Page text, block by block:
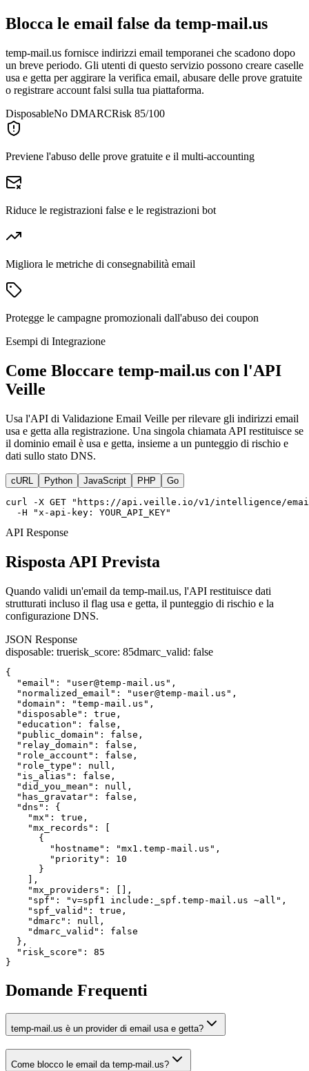
Blocca le email false da temp-mail.us
temp-mail.us fornisce indirizzi email temporanei che scadono dopo
un breve periodo. Gli utenti di questo servizio possono creare caselle
usa e getta per aggirare la verifica email, abusare delle prove gratuite
o registrare account falsi sulla tua piattaforma.
DisposableNo DMARCRisk 85/100
Previene l'abuso delle prove gratuite e il multi-accounting
Riduce le registrazioni false e le registrazioni bot
Migliora le metriche di consegnabilità email
Protegge le campagne promozionali dall'abuso dei coupon
Esempi di Integrazione
Come Bloccare temp-mail.us con l'API
Veille
Usa l'API di Validazione Email Veille per rilevare gli indirizzi email
usa e getta alla registrazione. Una singola chiamata API restituisce se
il dominio email è usa e getta, insieme a un punteggio di rischio e
dati sullo stato DNS.
cURL Python JavaScript PHP Go
curl -X GET "https://api.veille.io/v1/intelligence/
  -H "x-api-key: YOUR_API_KEY"
API Response
Risposta API Prevista
Quando validi un'email da temp-mail.us, l'API restituisce dati
strutturati incluso il flag usa e getta, il punteggio di rischio e la
configurazione DNS.
JSON Response
disposable: truerisk_score: 85dmarc_valid: false
{
  "email": "user@temp-mail.us",
  "normalized_email": "user@temp-mail.us",
  "domain": "temp-mail.us",
  "disposable": true,
  "education": false,
  "public_domain": false,
  "relay_domain": false,
  "role_account": false,
  "role_type": null,
  "is_alias": false,
  "did_you_mean": null,
  "has_gravatar": false,
  "dns": {
    "mx": true,
    "mx_records": [
      {
        "hostname": "mx1.temp-mail.us",
        "priority": 10
      }
    ],
    "mx_providers": [],
    "spf": "v=spf1 include:_spf.temp-mail.us ~all",
    "spf_valid": true,
    "dmarc": null,
    "dmarc_valid": false
  },
  "risk_score": 85
}
Domande Frequenti
temp-mail.us è un provider di email usa e getta?
Come blocco le email da temp-mail.us?